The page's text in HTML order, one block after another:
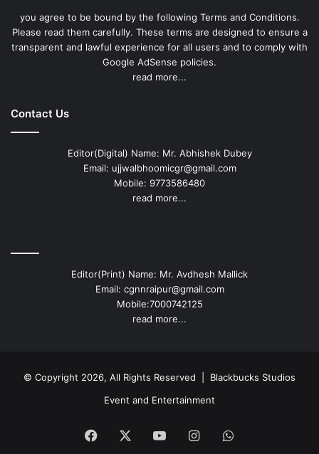
you agree to be bound by the following Terms and Conditions.
Please read them carefully. These terms are designed to ensure a
transparent and lawful experience for all users and to comply with
Google AdSense policies.
read more...
Contact Us
Editor(Digital) Name: Mr. Abhishek Dubey
Email: ujjwalbhoomicgr@gmail.com
Mobile: 9773586480
read more...
Editor(Print) Name: Mr. Avdhesh Mallick
Email: cgnnraipur@gmail.com
Mobile:7000742125
read more...
© Copyright 2026, All Rights Reserved | Blackbucks Studios
Event and Entertainment
Facebook YouTubeInstagramWhatsApp